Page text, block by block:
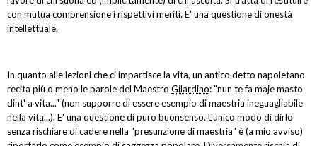
con mutua comprensione i rispettivi meriti. E' una questione di onestà
intellettuale.
In quanto alle lezioni che ci impartisce la vita, un antico detto napoletano
recita più o meno le parole del Maestro Gilardino: "nun te fa maje masto
dint' a vita..." (non supporre di essere esempio di maestria ineguagliabile
nella vita...). E' una questione di puro buonsenso. L'unico modo di dirlo
senza rischiare di cadere nella "presunzione di maestria" è (a mio avviso)